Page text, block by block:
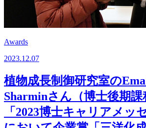
Awards
2023.12.07
植物成長制御研究室の
Sharminさん（博士後期課
「2023博士キャリアメッ